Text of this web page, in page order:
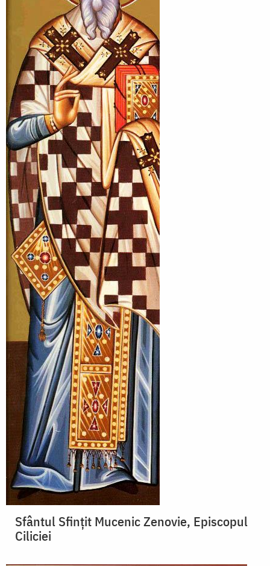
Sfântul Sfinţit Mucenic Zenovie, Episcopul
Ciliciei